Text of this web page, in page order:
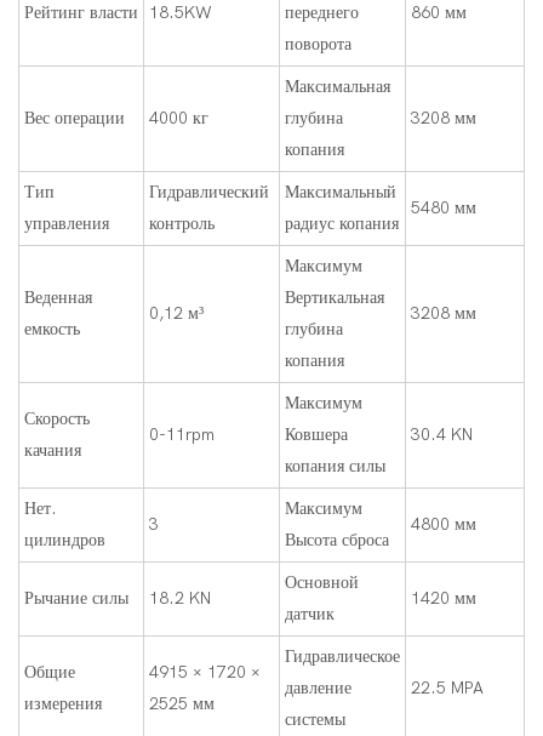
Рейтинг власти 18.5KW
переднего
поворота
860 мм
Вес операции 4000 кг
Максимальная
глубина
копания
3208 мм
Тип
управления
Гидравлический
контроль
Максимальный
радиус копания
5480 мм
Веденная
емкость
0,12 м³
Максимум
Вертикальная
глубина
копания
3208 мм
Скорость
качания
0-11rpm
Максимум
Ковшера
копания силы
30.4 KN
Нет.
цилиндров
3
Максимум
Высота сброса
4800 мм
Рычание силы 18.2 KN
Основной
датчик
1420 мм
Общие
измерения
4915 × 1720 ×
2525 мм
Гидравлическое
давление
системы
22.5 MPA